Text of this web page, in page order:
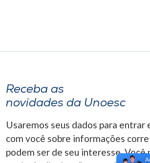
Receba as
novidades da Unoesc
Usaremos seus dados para entrar
com você sobre informações
podem ser de seu interesse. Você